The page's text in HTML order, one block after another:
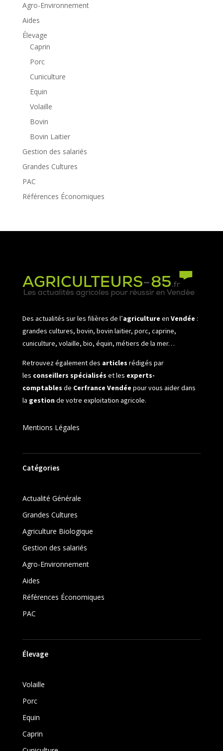
Agro-Environnement
Aides
Élevage
Caprin
Porc
Cuniculture
Equin
Volaille
Bovin
Bovin Laitier
Gestion des salariés
Grandes Cultures
PAC
Références Économiques
Des actualités sur les filières de l’agriculture en Vendée :
grandes cultures, bovin, bovin laitier, porc, caprine,
cuniculture, volaille, bio, équin, métiers de la mer…
Retrouvez également des articles rédigés par
les conseillers spécialisés et les experts-
comptables de Cerfrance Vendée pour vous aider dans
la gestionde votre exploitation agricole.
Mentions Légales
Catégories
Actualité Générale
Grandes Cultures
Agriculture Biologique
Gestion des salariés
Agro-Environnement
Aides
Références Économiques
PAC
Élevage
Volaille
Porc
Equin
Caprin